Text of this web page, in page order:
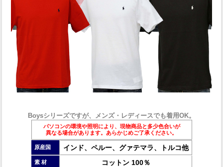
Boysシリーズですが、メンズ・レディースでも着用OK。
パソコンの環境や照明により、現物商品と多少色合いが
異なる場合があります。あらかじめご了承ください。
原産国 インド、ペルー、グァテマラ、トルコ他
素 材 コットン 100％